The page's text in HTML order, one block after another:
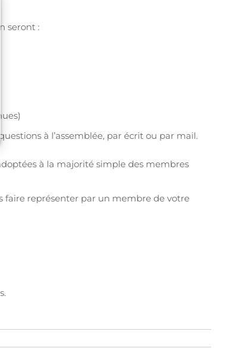
seront :
à l’assemblée, par écrit ou par mail.
à la majorité simple des membres
faire représenter par un membre de votre